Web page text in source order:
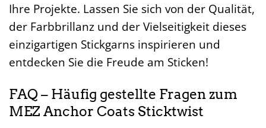
Ihre Projekte. Lassen Sie sich von der Qualität,
der Farbbrillanz und der Vielseitigkeit dieses
einzigartigen Stickgarns inspirieren und
entdecken Sie die Freude am Sticken!
FAQ – Häufig gestellte Fragen zum
MEZ Anchor Coats Sticktwist